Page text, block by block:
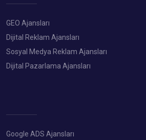
GEO Ajansları
Dijital Reklam Ajansları
Sosyal Medya Reklam Ajansları
Dijital Pazarlama Ajansları
Google ADS Ajansları